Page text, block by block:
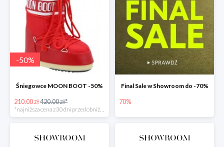
-50%
Śniegowce MOON BOOT -50%
210.00 zł420.00 zł*
Final Sale w Showroom do -70%
70%